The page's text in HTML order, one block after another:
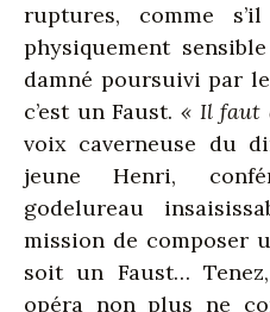
ruptures, comme
physiquement
damné poursuivi par
c’est un Faust. « Il faut
voix caverneuse du
jeune Henri,
godelureau
mission de composer
soit un Faust…
opéra non plus ne